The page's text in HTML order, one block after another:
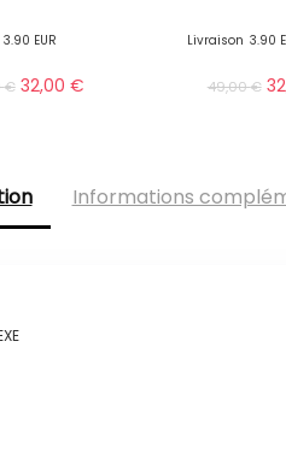
3.90 EUR
€ 32,00 €
Livraison 3.90
49,00€
Informations